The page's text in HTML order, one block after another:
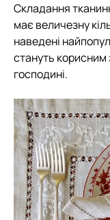
Складання
має величезну
наведені
стануть корисним
господині.